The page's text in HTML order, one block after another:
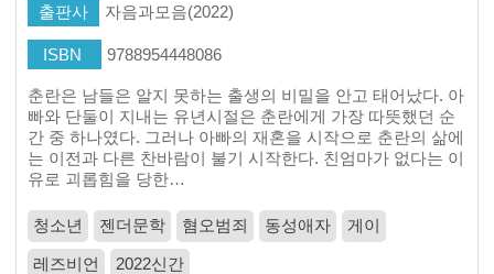
출판사 자음과모음(2022)
ISBN 9788954448086
춘란은 남들은 알지 못하는 출생의 비밀을 안고 태어났다. 아
빠와 단둘이 지내는 유년시절은 춘란에게 가장 따뜻했던 순
간 중 하나였다. 그러나 아빠의 재혼을 시작으로 춘란의 삶에
는 이전과 다른 찬바람이 불기 시작한다. 친엄마가 없다는 이
유로 괴롭힘을 당한…
청소년 젠더문학 혐오범죄 동성애자 게이
레즈비언 2022신간